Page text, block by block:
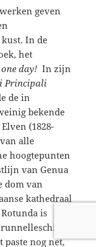
geven
In de
het
day! In zijn
Principali
de in
bekende
(1828-
alle
hoogtepunten
van Genua
dom van
kathedraal
is
en
paste nog net,